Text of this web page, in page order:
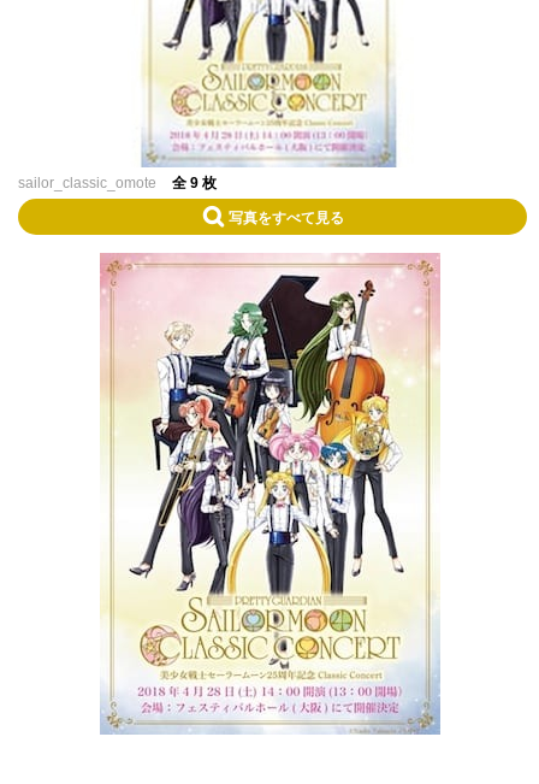
sailor_classic_omote 全 9 枚
写真をすべて見る